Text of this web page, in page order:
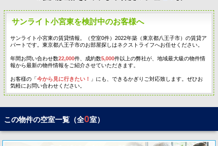
サンライト小宮東を検討中のお客様へ
サンライト小宮東の賃貸情報。（空室0件）2022年築（東京都八王子市）の賃貸ア
パートです。東京都八王子市のお部屋探しはネクストライフへお任せください。
年間お問い合わせ数22,000件、成約数5,000件以上の弊社が、地域最大級の物件情
報から最新の物件情報をご紹介させていただきます。
お客様の「今から見に行きたい！
」にも、できるかぎりご対応致します。ぜひお
気軽にお問い合わせください。
この物件の空室一覧（全0室）